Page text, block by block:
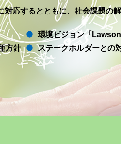
応するとともに、社会課題の解
方針
環境ビジョン「
ステークホルダーとの